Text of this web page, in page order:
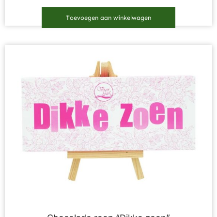
Toevoegen aan winkelwagen